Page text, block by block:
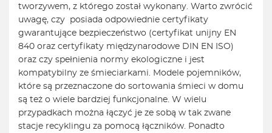
tworzywem, z którego został wykonany. Warto zwrócić
uwagę, czy
posiada odpowiednie certyfikaty
gwarantujące bezpieczeństwo (certyfikat unijny EN
840 oraz certyfikaty międzynarodowe DIN EN ISO)
oraz czy spełnienia normy ekologiczne i jest
kompatybilny ze śmieciarkami. Modele pojemników,
które są przeznaczone do sortowania śmieci w domu
są też o wiele bardziej funkcjonalne. W wielu
przypadkach można łączyć je ze sobą w tak zwane
stacje recyklingu za pomocą łączników. Ponadto